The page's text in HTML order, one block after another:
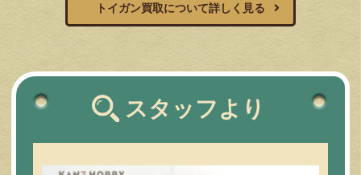
トイガン買取について詳しく見る
スタッフより